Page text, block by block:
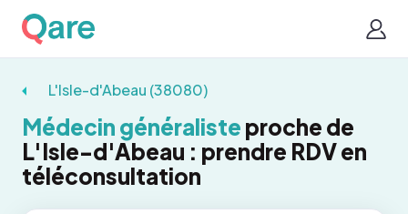
L'Isle-d'Abeau (38080)
Médecin généraliste proche de
L'Isle-d'Abeau : prendre RDV en
téléconsultation